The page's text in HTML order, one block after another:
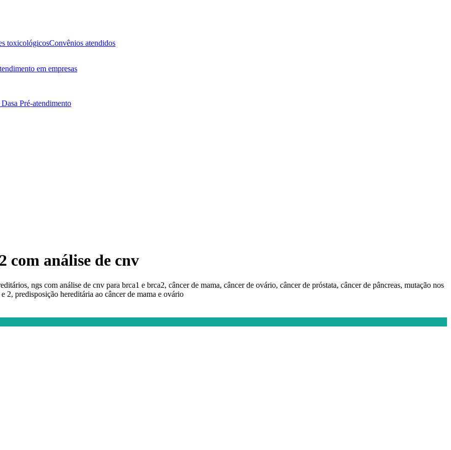
toxicológicosConvênios atendidos
em empresas
Pré-atendimento
com análise de cnv
ngs com análise de cnv para brca1 e brca2, câncer de mama, câncer de ovário, câncer de próstata, câncer de pâncreas, mutação nos
2, predisposição hereditária ao câncer de mama e ovário